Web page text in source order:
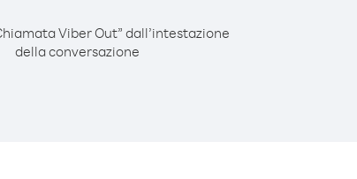
Viber Out” dall’intestazione
della conversazione